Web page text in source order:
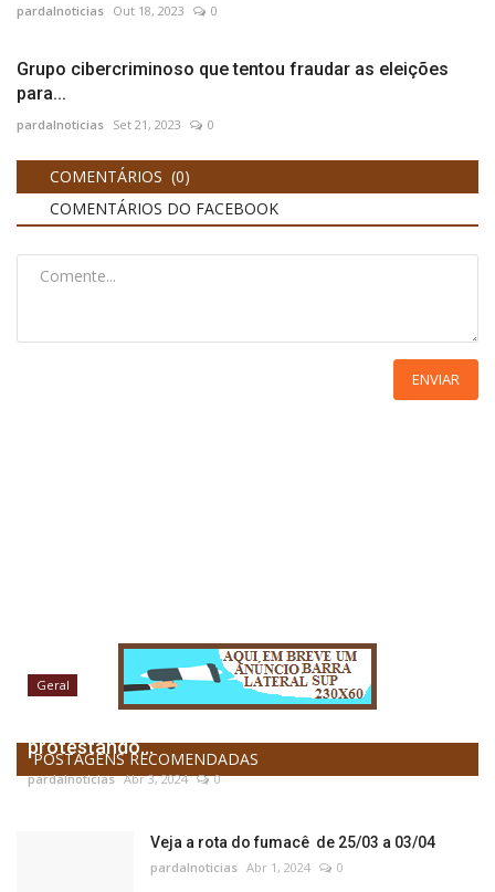
pardalnoticias Out 18, 2023 0
Grupo cibercriminoso que tentou fraudar as eleições
para...
pardalnoticias Set 21, 2023 0
COMENTÁRIOS (0)
COMENTÁRIOS DO FACEBOOK
ENVIAR
POSTAGENS RECOMENDADAS
Geral
protestando...
pardalnoticias Abr 3, 2024 0
Veja a rota do fumacê de 25/03 a 03/04
pardalnoticias Abr 1, 2024 0